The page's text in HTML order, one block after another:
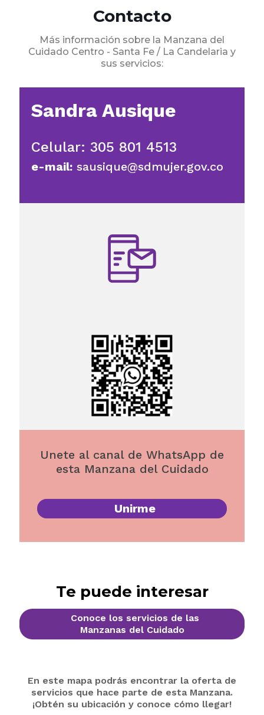
Contacto
Más información sobre la Manzana del
Cuidado Centro - Santa Fe / La Candelaria y
sus servicios:
Sandra Ausique
Celular: 305 801 4513
e-mail: sausique@sdmujer.gov.co
Unete al canal de WhatsApp de
esta Manzana del Cuidado
Unirme
Te puede interesar
Conoce los servicios de las
Manzanas del Cuidado
En este mapa podrás encontrar la oferta de
servicios que hace parte de esta Manzana.
¡Obtén su ubicación y conoce cómo llegar!